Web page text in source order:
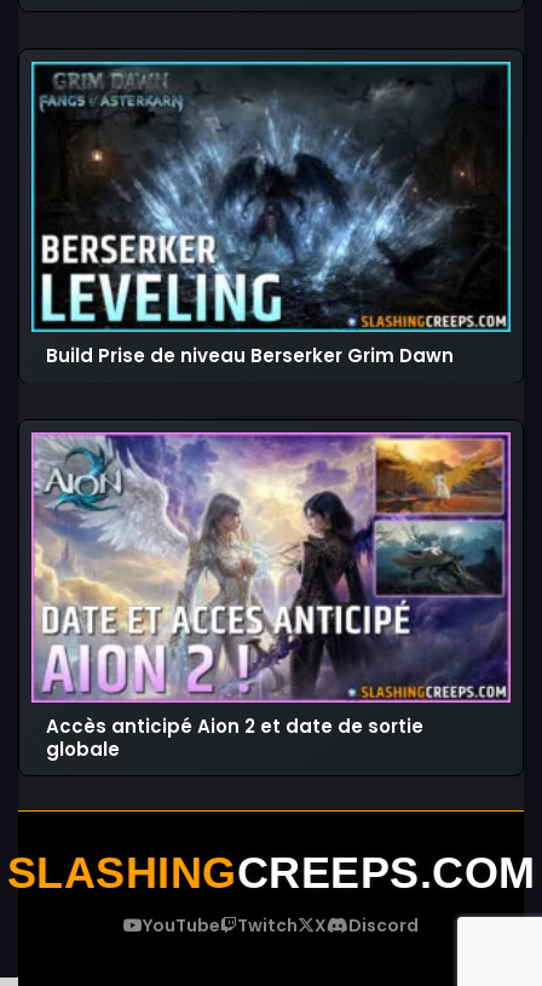
Build Prise de niveau Berserker Grim Dawn
Accès anticipé Aion 2 et date de sortie
globale
SLASHINGCREEPS.COM
YouTube Twitch X Discord